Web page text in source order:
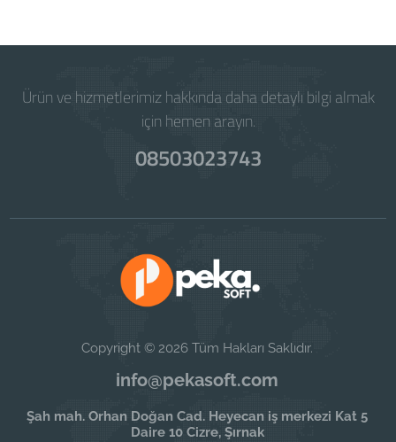
Ürün ve hizmetlerimiz hakkında daha detaylı bilgi almak
için hemen arayın.
08503023743
Copyright © 2026 Tüm Hakları Saklıdır.
info@pekasoft.com
Şah mah. Orhan Doğan Cad. Heyecan iş merkezi Kat 5
Daire 10 Cizre, Şırnak